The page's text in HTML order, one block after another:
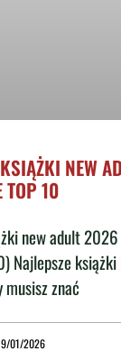
NEW
TOP 10
new adult
Najlepsze
znać
01/2026